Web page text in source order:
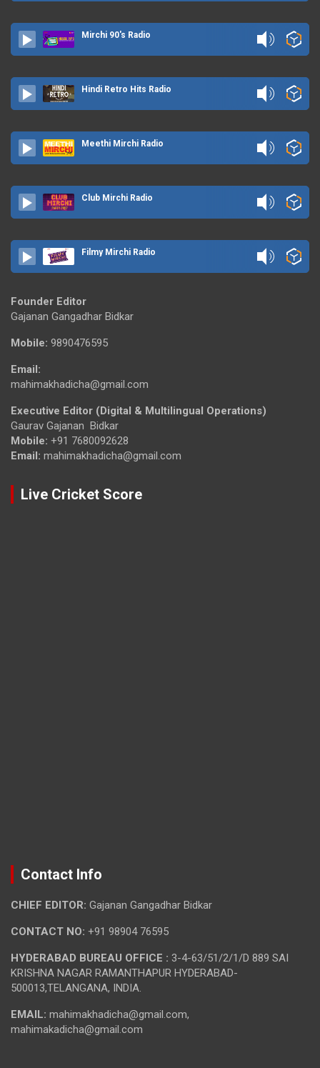
Mirchi 90's Radio
Hindi Retro Hits Radio
Meethi Mirchi Radio
Club Mirchi Radio
Filmy Mirchi Radio
Founder Editor
Gajanan Gangadhar Bidkar
Mobile: 9890476595
Email:
mahimakhadicha@gmail.com
Executive Editor (Digital & Multilingual Operations)
Gaurav Gajanan Bidkar
Mobile: +91 7680092628
Email: mahimakhadicha@gmail.com
Live Cricket Score
Contact Info
CHIEF EDITOR: Gajanan Gangadhar Bidkar
CONTACT NO: +91 98904 76595
HYDERABAD BUREAU OFFICE : 3-4-63/51/2/1/D 889 SAI
KRISHNA NAGAR RAMANTHAPUR HYDERABAD-
500013,TELANGANA, INDIA.
EMAIL: mahimakhadicha@gmail.com,
mahimakadicha@gmail.com